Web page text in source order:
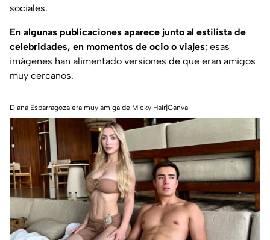
sociales.
En algunas publicaciones aparece junto al estilista de
celebridades, en momentos de ocio o viajes; esas
imágenes han alimentado versiones de que eran amigos
muy cercanos.
Diana Esparragoza era muy amiga de Micky Hair|Canva